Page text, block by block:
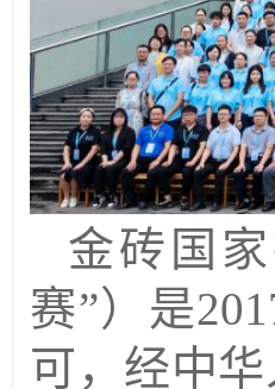
金砖国
赛”）是
可，经中